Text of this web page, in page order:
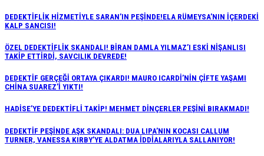
DEDEKTİFLİK HİZMETİYLE SARAN’IN PEŞİNDE!ELA RÜMEYSA’NIN İÇERDEKİ
KALP SANCISI!
ÖZEL DEDEKTİFLİK SKANDALI! BİRAN DAMLA YILMAZ’I ESKİ NİŞANLISI
TAKİP ETTİRDİ, SAVCILIK DEVREDE!
DEDEKTİF GERÇEĞİ ORTAYA ÇIKARDI! MAURO ICARDİ’NİN ÇİFTE YAŞAMI
CHİNA SUAREZ’İ YIKTI!
HADİSE’YE DEDEKTİFLİ TAKİP! MEHMET DİNÇERLER PEŞİNİ BIRAKMADI!
DEDEKTİF PEŞİNDE AŞK SKANDALI: DUA LIPA’NIN KOCASI CALLUM
TURNER, VANESSA KIRBY’YE ALDATMA İDDİALARIYLA SALLANIYOR!